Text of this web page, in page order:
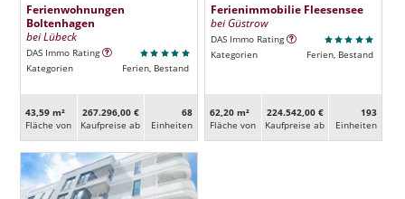
Ferienwohnungen
Boltenhagen
bei Lübeck
DAS Immo Rating
Kategorien
Ferien, Bestand
43,59 m²
Fläche von
267.296,00 €
Kaufpreise ab
68
Ein­heiten
Ferienimmobilie Fleesensee
bei Güstrow
DAS Immo Rating
Kategorien
Ferien, Bestand
62,20 m²
Fläche von
224.542,00 €
Kaufpreise ab
193
Ein­heiten